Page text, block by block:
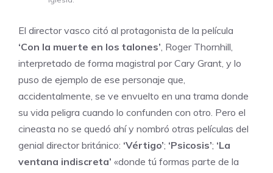
El director vasco citó al protagonista de la película
‘Con la muerte en los talones’ , Roger Thornhill,
interpretado de forma magistral por Cary Grant, y lo
puso de ejemplo de ese personaje que,
accidentalmente, se ve envuelto en una trama donde
su vida peligra cuando lo confunden con otro. Pero el
cineasta no se quedó ahí y nombró otras películas del
genial director británico: ‘Vértigo’; ‘Psicosis’; ‘La
ventana indiscreta’ «donde tú formas parte de la